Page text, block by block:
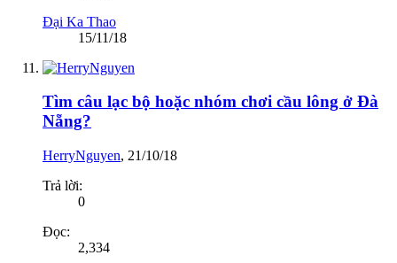
Đại Ka Thao
15/11/18
Tìm câu lạc bộ hoặc nhóm chơi cầu lông ở Đà
Nẵng?
HerryNguyen, 21/10/18
Trả lời:
0
Đọc:
2,334